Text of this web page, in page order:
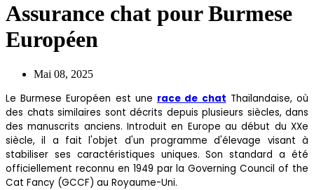
Assurance chat pour Burmese
Européen
Mai 08, 2025
Le Burmese Européen est une race de chat Thaïlandaise, où
des chats similaires sont décrits depuis plusieurs siècles, dans
des manuscrits anciens. Introduit en Europe au début du XXe
siècle, il a fait l'objet d'un programme d'élevage visant à
stabiliser ses caractéristiques uniques. Son standard a été
officiellement reconnu en 1949 par la Governing Council of the
Cat Fancy (GCCF) au Royaume-Uni.